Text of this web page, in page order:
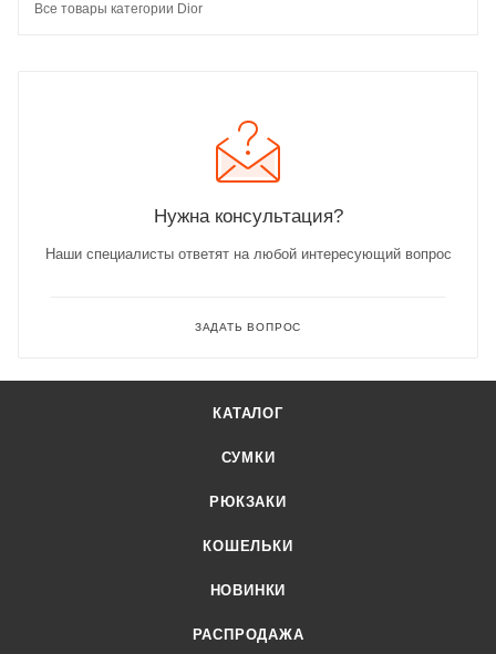
Все товары категории Dior
Нужна консультация?
Наши специалисты ответят на любой интересующий вопрос
ЗАДАТЬ ВОПРОС
КАТАЛОГ
СУМКИ
РЮКЗАКИ
КОШЕЛЬКИ
НОВИНКИ
РАСПРОДАЖА